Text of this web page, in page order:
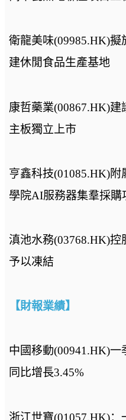
衛龍美味(09985.HK)
建休閒食品生產基地
康哲藥業(00867.HK)
主板獨立上市
亨鑫科技(01085.HK)
學院AI服務器集羣採購
滇池水務(03768.HK)
予以凍結
【財報業績】
中國移動(00941.HK)
同比增長3.45%
浙江世寶(01057.HK)